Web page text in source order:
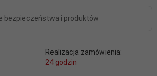
bezpieczeństwa i produktów
Realizacja zamówienia:
24 godzin